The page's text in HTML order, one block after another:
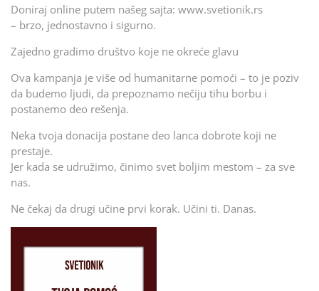
Doniraj online putem našeg sajta: www.svetionik.rs
– brzo, jednostavno i sigurno.
Zajedno gradimo društvo koje ne okreće glavu
Ova kampanja je više od humanitarne pomoći – to je poziv
da budemo ljudi, da prepoznamo nečiju tihu borbu i
postanemo deo rešenja.
Neka tvoja donacija postane deo lanca dobrote koji ne
prestaje.
Jer kada se udružimo, činimo svet boljim mestom – za sve
nas.
Ne čekaj da drugi učine prvi korak. Učini ti. Danas.